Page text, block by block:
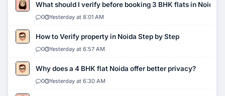
What should I verify before booking 3 BHK flats in Noida?
0 Yesterday at 8:01 AM
How to Verify property in Noida Step by Step
0 Yesterday at 6:57 AM
Why does a 4 BHK flat Noida offer better privacy?
0 Yesterday at 6:30 AM